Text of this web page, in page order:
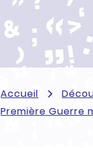
Accueil
Première Guerre